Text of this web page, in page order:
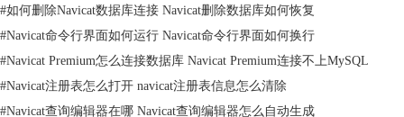
#如何删除Navicat数据库连接 Navicat删除数据库如何恢复
#Navicat命令行界面如何运行 Navicat命令行界面如何换行
#Navicat Premium怎么连接数据库 Navicat Premium连接不上MySQL
#Navicat注册表怎么打开 navicat注册表信息怎么清除
#Navicat查询编辑器在哪 Navicat查询编辑器怎么自动生成